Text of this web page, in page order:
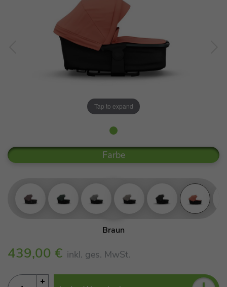
Tap to expand
Farbe
Braun
439,00 € inkl. ges. MwSt.